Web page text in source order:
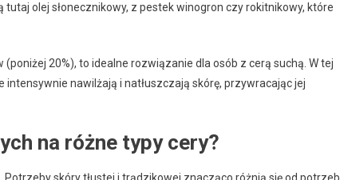
olej słonecznikowy, z pestek winogron czy rokitnikowy, które
20%), to idealne rozwiązanie dla osób z cerą suchą. W tej
nawilżają i natłuszczają skórę, przywracając jej
na różne typy cery?